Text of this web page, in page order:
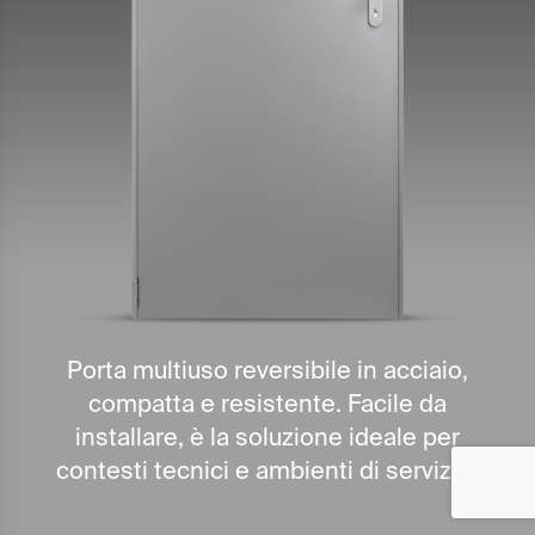
Porta multiuso reversibile in acciaio,
compatta e resistente. Facile da
installare, è la soluzione ideale per
contesti tecnici e ambienti di servizio.